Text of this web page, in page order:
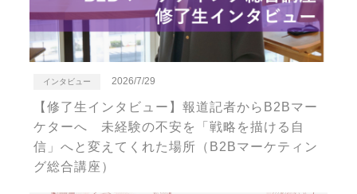
インタビュー 2026/7/29
【修了生インタビュー】報道記者からB2Bマー
ケターへ 未経験の不安を「戦略を描ける自
信」へと変えてくれた場所（B2Bマーケティン
グ総合講座）